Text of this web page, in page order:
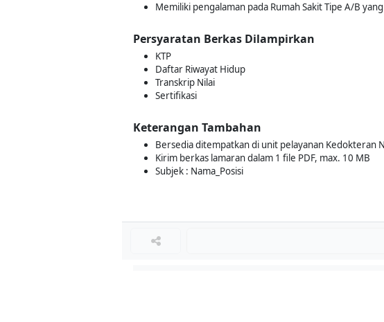
Memiliki pengalaman pada Rumah Sakit Tipe A/B
Persyaratan Berkas Dilampirkan
KTP
Daftar Riwayat Hidup
Transkrip Nilai
Sertifikasi
Keterangan Tambahan
Bersedia ditempatkan di unit pelayanan Kedokteran
Kirim berkas lamaran dalam 1 file PDF, max. 10 MB
Subjek : Nama_Posisi